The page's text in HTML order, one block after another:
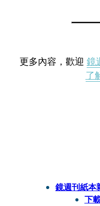
更多內容，歡迎 鏡
了
鏡週刊紙本
下